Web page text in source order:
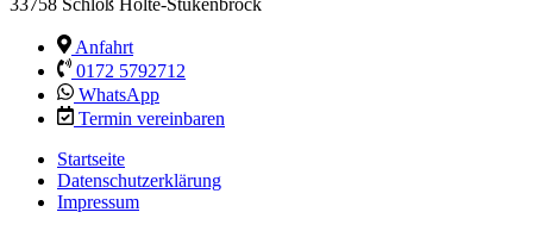
33758 Schloß Holte-Stukenbrock
Anfahrt
0172 5792712
WhatsApp
Termin vereinbaren
Startseite
Datenschutzerklärung
Impressum